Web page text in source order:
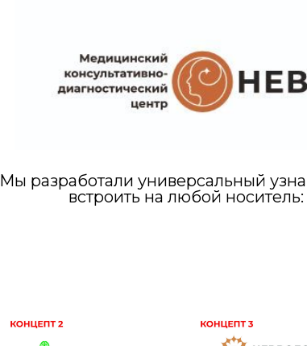
Мы разработали универсальный
встроить на любой